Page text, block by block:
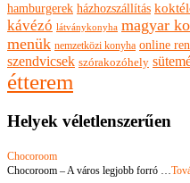
hamburgerek házhozszállítás
kávézó látványkonyha magyar
menük nemzetközi konyha online
szendvicsek szórakozóhely
étterem
Helyek véletlenszerűen
Chocoroom
Chocoroom – A város legjobb forró …